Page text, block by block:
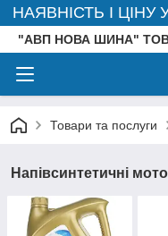
НАЯВНІСТЬ І
"АВП НОВА ШИНА"
Товари та послуги
Напівсинтетичні